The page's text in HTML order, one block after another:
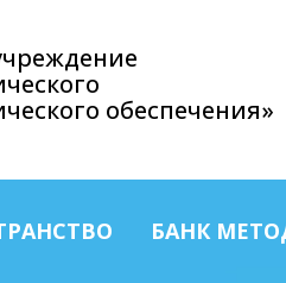
обеспечения»
БАНК